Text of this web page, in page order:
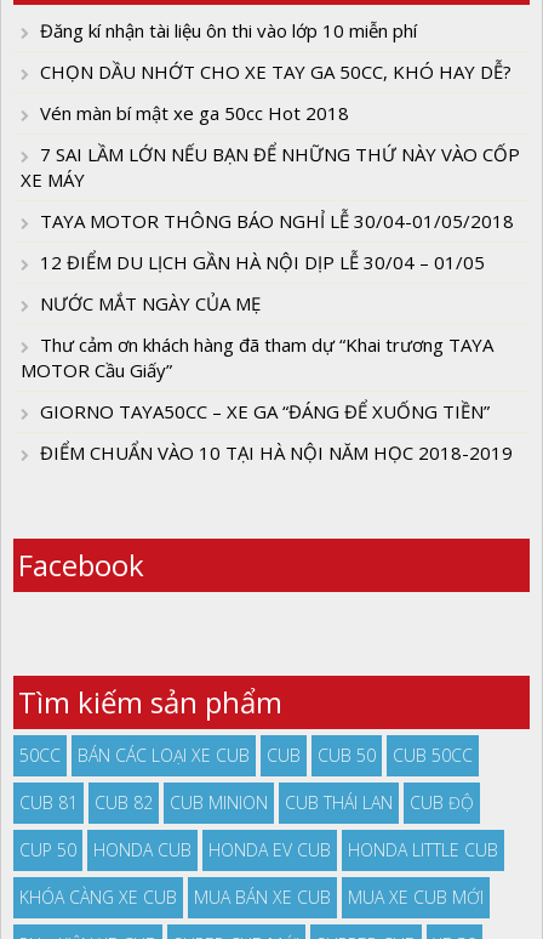
Đăng kí nhận tài liệu ôn thi vào lớp 10 miễn phí
CHỌN DẦU NHỚT CHO XE TAY GA 50CC, KHÓ HAY DỄ?
Vén màn bí mật xe ga 50cc Hot 2018
7 SAI LẦM LỚN NẾU BẠN ĐỂ NHỮNG THỨ NÀY VÀO CỐP
XE MÁY
TAYA MOTOR THÔNG BÁO NGHỈ LỄ 30/04-01/05/2018
12 ĐIỂM DU LỊCH GẦN HÀ NỘI DỊP LỄ 30/04 – 01/05
NƯỚC MẮT NGÀY CỦA MẸ
Thư cảm ơn khách hàng đã tham dự “Khai trương TAYA
MOTOR Cầu Giấy”
GIORNO TAYA50CC – XE GA “ĐÁNG ĐỂ XUỐNG TIỀN”
ĐIỂM CHUẨN VÀO 10 TẠI HÀ NỘI NĂM HỌC 2018-2019
Facebook
Tìm kiếm sản phẩm
50CC BÁN CÁC LOẠI XE CUB CUB CUB 50 CUB 50CC
CUB 81 CUB 82 CUB MINION CUB THÁI LAN CUB ĐỘ
CUP 50 HONDA CUB HONDA EV CUB HONDA LITTLE CUB
KHÓA CÀNG XE CUB MUA BÁN XE CUB MUA XE CUB MỚI